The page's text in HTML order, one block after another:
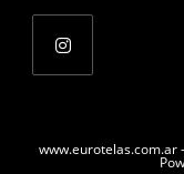
awww.eurotelas.com.ar